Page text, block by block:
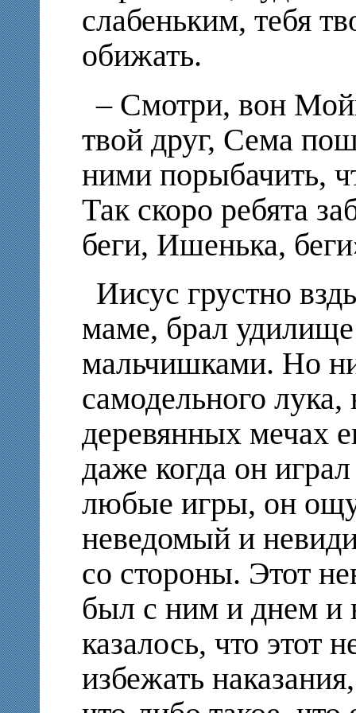
слабеньким, тебя
обижать.
– Смотри, вон
твой друг, Сема
ними порыбачить,
Так скоро ребята
беги, Ишенька,
Иисус грустно
маме, брал
мальчишками. Но
самодельного
деревянных мечах
даже когда он
любые игры, он
неведомый и
со стороны. Этот
был с ним и днем и
казалось, что этот
избежать